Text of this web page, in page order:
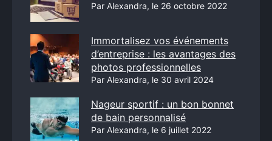
Par Alexandra, le 26 octobre 2022
Immortalisez vos événements
d’entreprise : les avantages des
photos professionnelles
Par Alexandra, le 30 avril 2024
Nageur sportif : un bon bonnet
de bain personnalisé
Par Alexandra, le 6 juillet 2022